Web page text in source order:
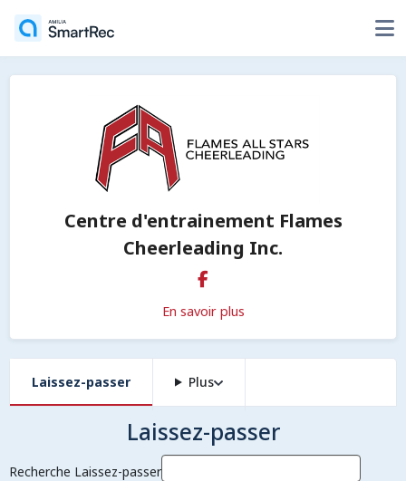
Centre d'entrainement Flames
Cheerleading Inc.
En savoir plus
Laissez-passer Plus
Laissez-passer
Recherche Laissez-passer